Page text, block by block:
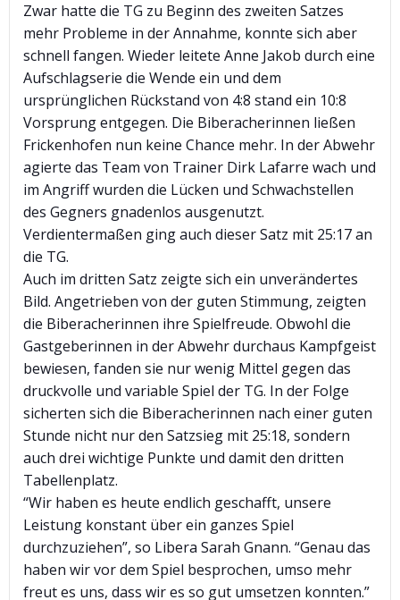
Zwar hatte die TG zu Beginn des zweiten Satzes
mehr Probleme in der Annahme, konnte sich aber
schnell fangen. Wieder leitete Anne Jakob durch eine
Aufschlagserie die Wende ein und dem
ursprünglichen Rückstand von 4:8 stand ein 10:8
Vorsprung entgegen. Die Biberacherinnen ließen
Frickenhofen nun keine Chance mehr. In der Abwehr
agierte das Team von Trainer Dirk Lafarre wach und
im Angriff wurden die Lücken und Schwachstellen
des Gegners gnadenlos ausgenutzt.
Verdientermaßen ging auch dieser Satz mit 25:17 an
die TG.
Auch im dritten Satz zeigte sich ein unverändertes
Bild. Angetrieben von der guten Stimmung, zeigten
die Biberacherinnen ihre Spielfreude. Obwohl die
Gastgeberinnen in der Abwehr durchaus Kampfgeist
bewiesen, fanden sie nur wenig Mittel gegen das
druckvolle und variable Spiel der TG. In der Folge
sicherten sich die Biberacherinnen nach einer guten
Stunde nicht nur den Satzsieg mit 25:18, sondern
auch drei wichtige Punkte und damit den dritten
Tabellenplatz.
“Wir haben es heute endlich geschafft, unsere
Leistung konstant über ein ganzes Spiel
durchzuziehen”, so Libera Sarah Gnann. “Genau das
haben wir vor dem Spiel besprochen, umso mehr
freut es uns, dass wir es so gut umsetzen konnten.”